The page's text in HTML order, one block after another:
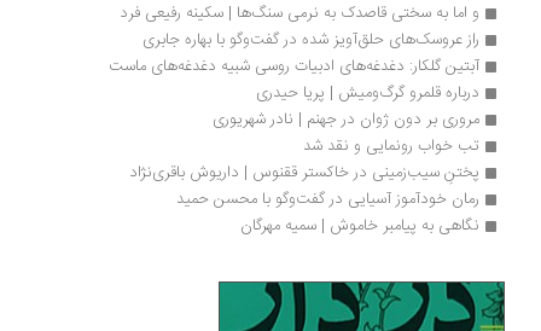
و اما به سختی قاصدک به نرمی سنگ‌ها | سکینه رفیعی فرد
راز عروسک‌های حلق‌آویز شده در گفت‌وگو با بهاره جابری
آبتین گلکار: دغدغه‌های ادبیات روسی شبیه دغدغه‌های ماست
درباره قلمرو گرگ‌ومیش | پریا حیدری
مروری بر دون ژوان در جهنم | نادر شهریوری
تب خواب رونمایی و نقد شد
پختنِ سیب‌زمینی در خاکستر ققنوس | داریوش باقری‌نژاد
رمان خودآموز آسیایی در گفت‌وگو با محسن حمید
نگاهی به پیامبر خاموش | سمیه مهرگان